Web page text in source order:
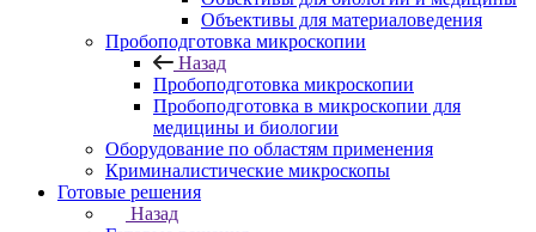
Объективы для материаловедения
Пробоподготовка микроскопии
Назад
Пробоподготовка микроскопии
Пробоподготовка в микроскопии для
медицины и биологии
Оборудование по областям применения
Криминалистические микроскопы
Готовые решения
Назад